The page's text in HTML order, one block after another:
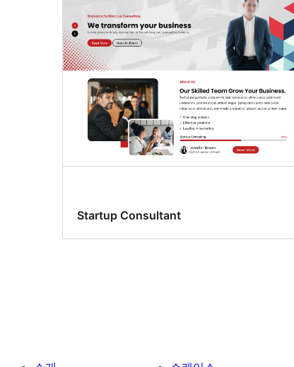
Startup Consultant